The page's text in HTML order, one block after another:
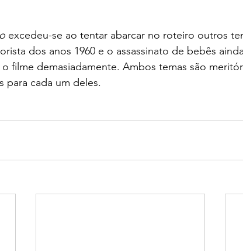
excedeu-se ao tentar abarcar no roteiro outros
dos anos 1960 e o assassinato de bebês
filme demasiadamente. Ambos temas são
para cada um deles.